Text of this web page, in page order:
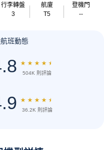
行李轉盤
3
航廈
T5
登機門
--
班動態
★ ★ ★ ★ ★
504K 則評論
★ ★ ★ ★ ★
36.2K 則評論